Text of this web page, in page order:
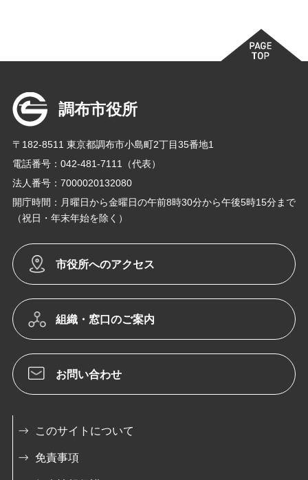
調布市役所
〒182-8511 東京都調布市小島町2丁目35番地1
電話番号：042-481-7111（代表）
法人番号：7000020132080
開庁時間：月曜日から金曜日の午前8時30分から午後5時15分まで
（祝日・年末年始を除く）
市役所へのアクセス
組織・窓口のご案内
お問い合わせ
このサイトについて
免責事項